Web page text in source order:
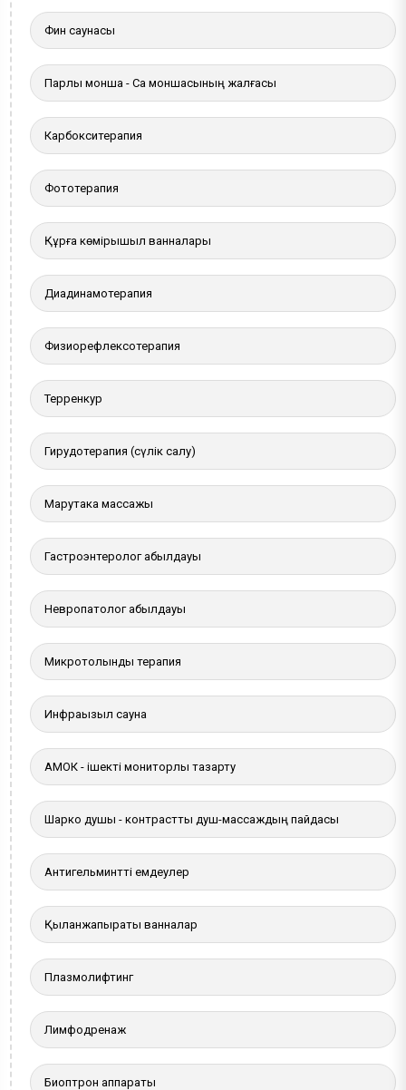
Фин саунасы
Парлы монша - Сақ моншасының жалғасы
Карбокситерапия
Фототерапия
Құрғақ көмірқышқыл ванналары
Диадинамотерапия
Физиорефлексотерапия
Терренкур
Гирудотерапия (сүлік салу)
Марутака массажы
Гастроэнтеролог қабылдауы
Невропатолог қабылдауы
Микротолқынды терапия
Инфрақызыл сауна
АМОК - ішекті мониторлы тазарту
Шарко душы - контрастты душ-массаждың пайдасы
Антигельминтті емдеулер
Қылқанжапырақты ванналар
Плазмолифтинг
Лимфодренаж
Биоптрон аппараты